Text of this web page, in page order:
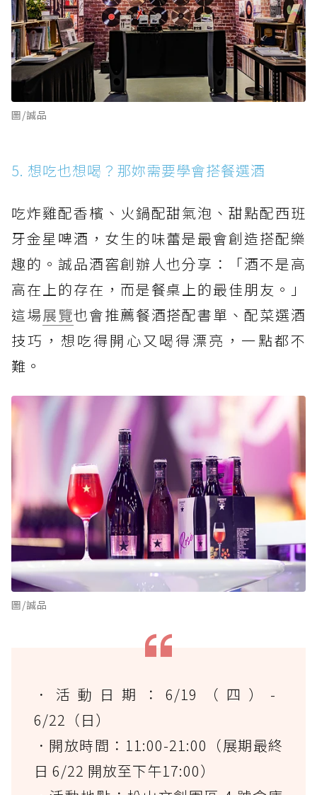
圖/誠品
5. 想吃也想喝？那妳需要學會搭餐選酒
吃炸雞配香檳、火鍋配甜氣泡、甜點配西班
牙金星啤酒，女生的味蕾是最會創造搭配樂
趣的。誠品酒窖創辦人也分享：「酒不是高
高在上的存在，而是餐桌上的最佳朋友。」
這場展覽也會推薦餐酒搭配書單、配菜選酒
技巧，想吃得開心又喝得漂亮，一點都不
難。
圖/誠品
．活動日期：6/19（四）-
6/22（日）
．開放時間：11:00-21:00（展期最終
日 6/22 開放至下午17:00）